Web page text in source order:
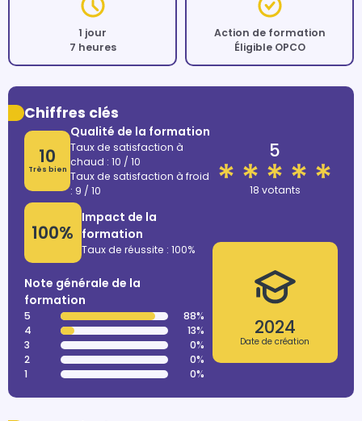
1 jour
7 heures
Action de formation
Éligible OPCO
Chiffres clés
10
Très bien
Qualité de la formation
Taux de satisfaction à
chaud : 10 / 10
Taux de satisfaction à froid
: 9 / 10
100%
Impact de la
formation
Taux de réussite : 100%
Note générale de la
formation
5
88%
4
13%
3
0%
2
0%
1
0%
5
18 votants
2024
Date de création